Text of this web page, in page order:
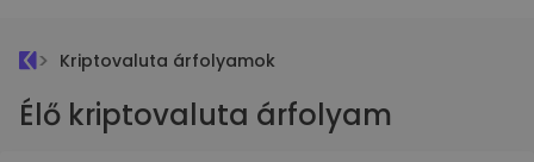
Kriptovaluta árfolyamok
Élő kriptovaluta árfolyam